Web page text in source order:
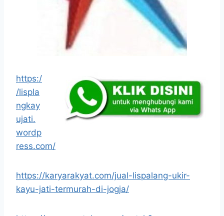
https:/
/lispla
ngkay
ujati.
wordp
ress.com/
https://karyarakyat.com/jual-lispalang-ukir-
kayu-jati-termurah-di-jogja/